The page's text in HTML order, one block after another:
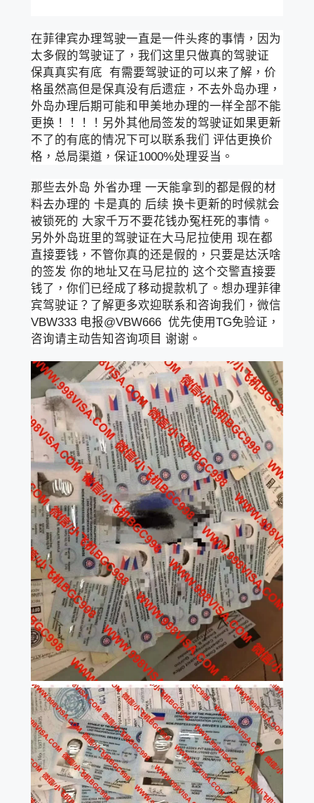
在菲律宾办理驾驶一直是一件头疼的事情，因为
太多假的驾驶证了，我们这里只做真的驾驶证
保真真实有底 有需要驾驶证的可以来了解，价
格虽然高但是保真没有后遗症，不去外岛办理，
外岛办理后期可能和甲美地办理的一样全部不能
更换！！！！另外其他局签发的驾驶证如果更新
不了的有底的情况下可以联系我们 评估更换价
格，总局渠道，保证1000%处理妥当。
那些去外岛 外省办理 一天能拿到的都是假的材
料去办理的 卡是真的 后续 换卡更新的时候就会
被锁死的 大家千万不要花钱办冤枉死的事情。
另外外岛班里的驾驶证在大马尼拉使用 现在都
直接要钱，不管你真的还是假的，只要是达沃啥
的签发 你的地址又在马尼拉的 这个交警直接要
钱了，你们已经成了移动提款机了。想办理菲律
宾驾驶证？了解更多欢迎联系和咨询我们，微信
VBW333 电报@VBW666 优先使用TG免验证，
咨询请主动告知咨询项目 谢谢。